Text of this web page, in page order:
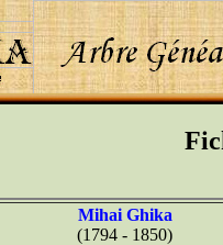
Mihai Ghika
(1794 - 1850)